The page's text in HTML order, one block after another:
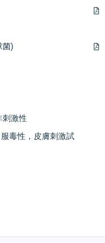
菌)
刺激性
毒性，皮膚刺激試